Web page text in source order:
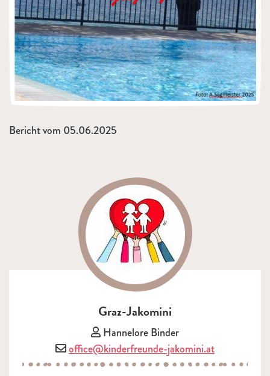
Bericht vom 05.06.2025
Graz-Jakomini
Vorsitzende/r:
Hannelore Binder
E-Mail:
office@kinderfreunde-jakomini.at